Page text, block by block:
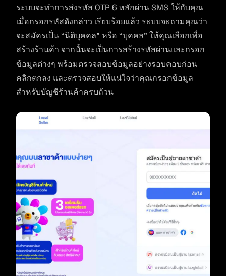
ระบบจะทำการส่งรหัส OTP 6 หลักผ่าน SMS ให้กับคุณ
เมื่อกรอกรหัสดังกล่าว เรียบร้อยแล้ว ระบบจะถามคุณว่า
จะสมัครเป็น “นิติบุคคล” หรือ “บุคคล” ให้คุณเลือกเพื่อ
สร้างร้านค้า จากนั้นจะเป็นการสร้างรหัสผ่านและกรอก
ข้อมูลต่างๆ พร้อมตรวจสอบข้อมูลอย่างรอบคอบก่อน
คลิกตกลง และตรวจสอบให้แน่ใจว่าคุณกรอกข้อมูล
สำหรับบัญชีร้านค้าครบถ้วน